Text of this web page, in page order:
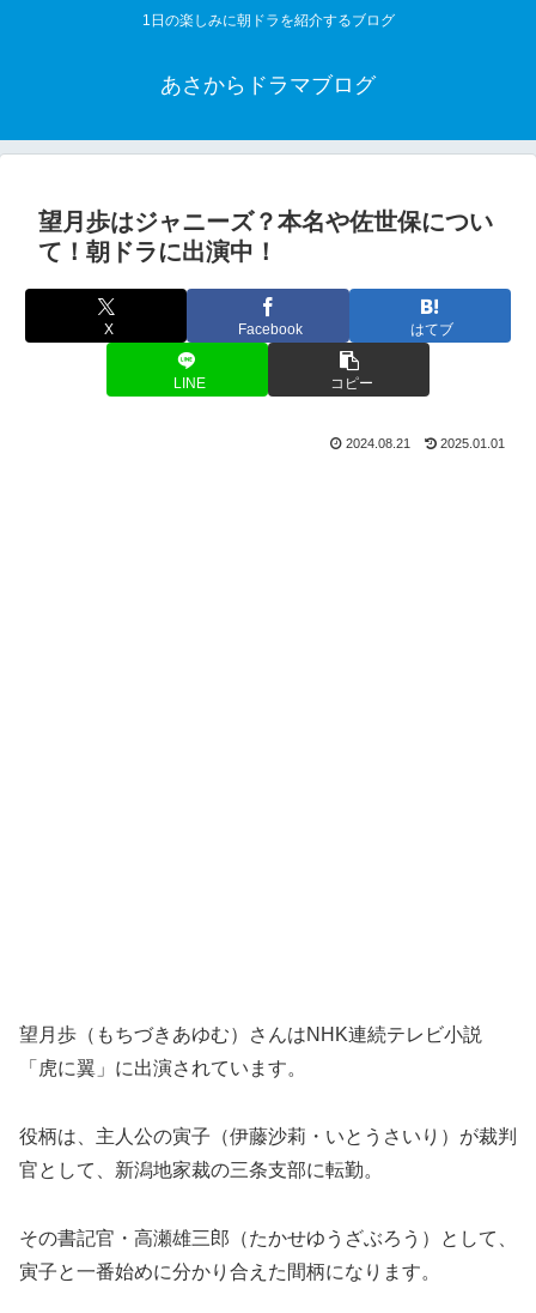
1日の楽しみに朝ドラを紹介するブログ
あさからドラマブログ
望月歩はジャニーズ？本名や佐世保につい
て！朝ドラに出演中！
X Facebook はてブ
LINE コピー
2024.08.21 2025.01.01
望月歩（もちづきあゆむ）さんはNHK連続テレビ小説
「虎に翼」に出演されています。
役柄は、主人公の寅子（伊藤沙莉・いとうさいり）が裁判
官として、新潟地家裁の三条支部に転勤。
その書記官・高瀬雄三郎（たかせゆうざぶろう）として、
寅子と一番始めに分かり合えた間柄になります。